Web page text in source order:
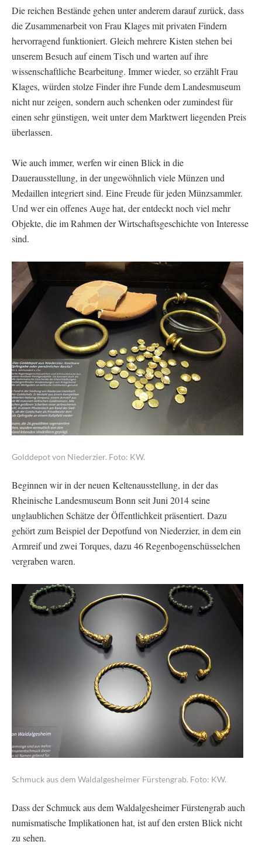
Die reichen Bestände gehen unter anderem darauf zurück, dass
die Zusammenarbeit von Frau Klages mit privaten Findern
hervorragend funktioniert. Gleich mehrere Kisten stehen bei
unserem Besuch auf einem Tisch und warten auf ihre
wissenschaftliche Bearbeitung. Immer wieder, so erzählt Frau
Klages, würden stolze Finder ihre Funde dem Landesmuseum
nicht nur zeigen, sondern auch schenken oder zumindest für
einen sehr günstigen, weit unter dem Marktwert liegenden Preis
überlassen.
Wie auch immer, werfen wir einen Blick in die
Dauerausstellung, in der ungewöhnlich viele Münzen und
Medaillen integriert sind. Eine Freude für jeden Münzsammler.
Und wer ein offenes Auge hat, der entdeckt noch viel mehr
Objekte, die im Rahmen der Wirtschaftsgeschichte von Interesse
sind.
Golddepot von Niederzier. Foto: KW.
Beginnen wir in der neuen Keltenausstellung, in der das
Rheinische Landesmuseum Bonn seit Juni 2014 seine
unglaublichen Schätze der Öffentlichkeit präsentiert. Dazu
gehört zum Beispiel der Depotfund von Niederzier, in dem ein
Armreif und zwei Torques, dazu 46 Regenbogenschüsselchen
vergraben waren.
Schmuck aus dem Waldalgesheimer Fürstengrab. Foto: KW.
Dass der Schmuck aus dem Waldalgesheimer Fürstengrab auch
numismatische Implikationen hat, ist auf den ersten Blick nicht
zu sehen.